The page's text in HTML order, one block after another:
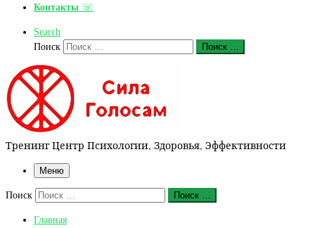
Контакты ☏
Search
Поиск
Поиск …
Тренинг Центр Психологии, Здоровья, Эффективности
Меню
Поиск Поиск …
Главная